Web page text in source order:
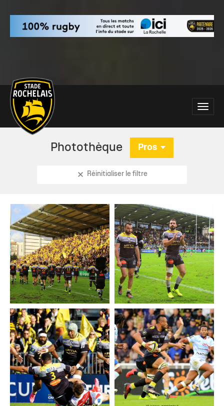
Main
site
navigation
Toggle
Photothèque Pros
Réinitialiser le filtre